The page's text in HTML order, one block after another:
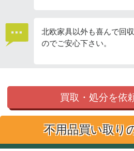
北欧家具以外も喜んで回
のでご安心下さい。
買取・処分を依
不用品買い取り